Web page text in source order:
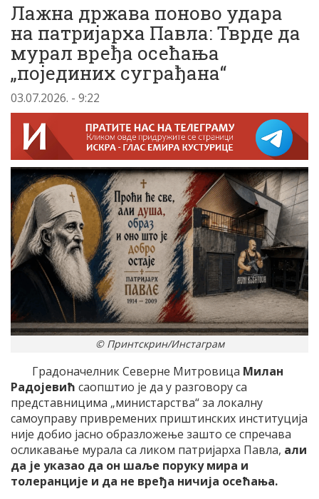
Лажна држава поново удара
на патријарха Павла: Тврде да
мурал вређа осећања
„појединих суграђана“
03.07.2026. - 9:22
© Принтскрин/Инстаграм
Градоначелник Северне Митровица Милан
Радојевић саопштио је да у разговору са
представницима „министарства“ за локалну
самоуправу привремених приштинских институција
није добио јасно образложење зашто се спречава
осликавање мурала са ликом патријарха Павла, али
да је указао да он шаље поруку мира и
толеранције и да не вређа ничија осећања.